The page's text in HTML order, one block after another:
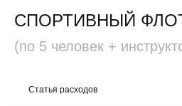
СПОРТИВНЫЙ
(по 5 человек +
Статья расходов